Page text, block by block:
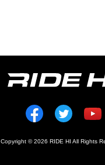
Copyright © 2026 RIDE HI All Rights